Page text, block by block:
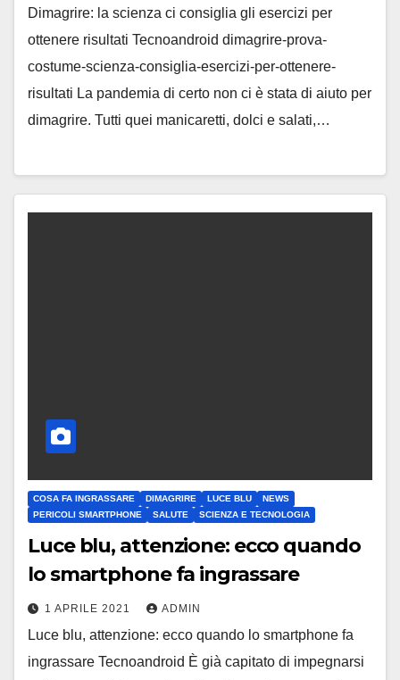
Dimagrire: la scienza ci consiglia gli esercizi per
ottenere risultati Tecnoandroid dimagrire-prova-
costume-scienza-consiglia-esercizi-per-ottenere-
risultati La pandemia di certo non ci è stata di aiuto per
dimagrire. Tutti quei manicaretti, dolci e salati,…
COSA FA INGRASSARE DIMAGRIRE LUCE BLU
NEWS
PERICOLI SMARTPHONE
SALUTE SCIENZA E TECNOLOGIA
Luce blu, attenzione: ecco quando
lo smartphone fa ingrassare
1 APRILE 2021 ADMIN
Luce blu, attenzione: ecco quando lo smartphone fa
ingrassare Tecnoandroid È già capitato di impegnarsi